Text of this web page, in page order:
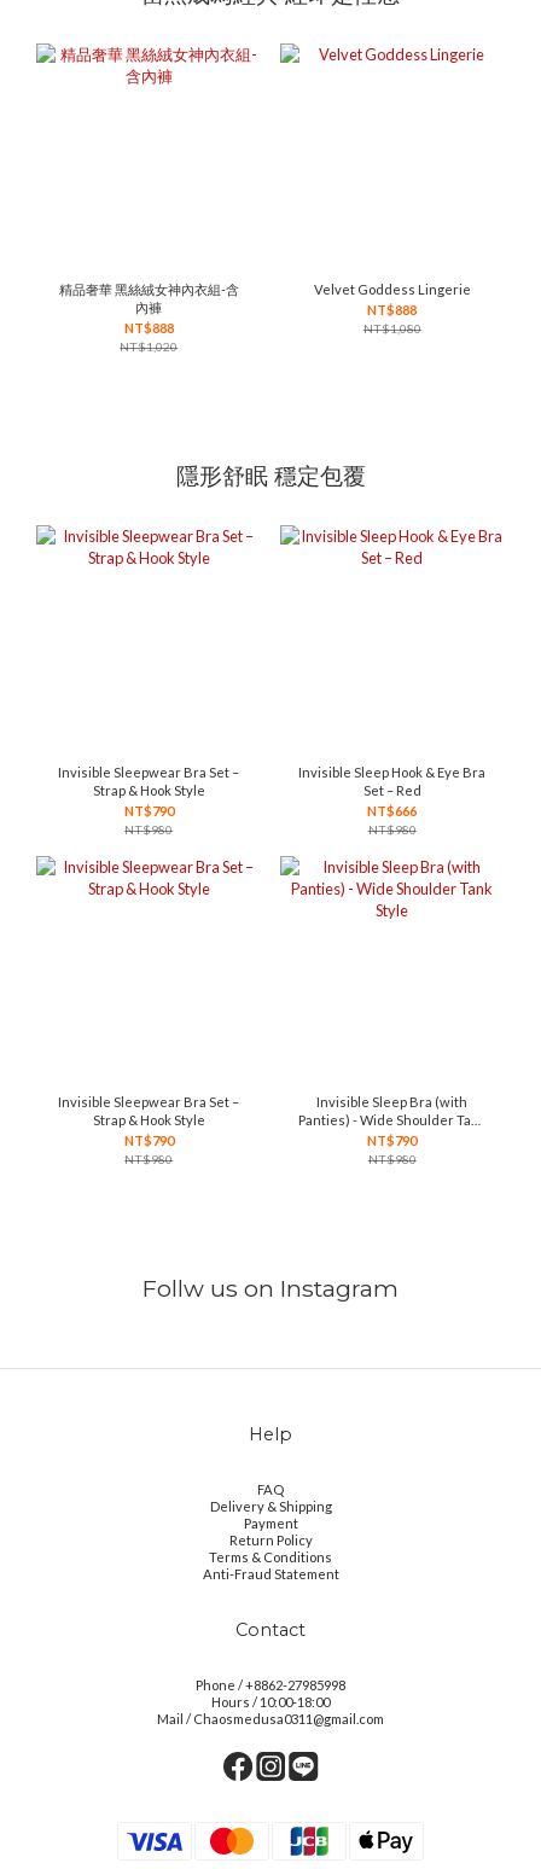
精品奢華 黑絲絨女神內衣組-含
內褲
NT$888
NT$1,020
Velvet Goddess Lingerie
NT$888
NT$1,080
隱形舒眠 穩定包覆
Invisible Sleepwear Bra Set –
Strap & Hook Style
NT$790
NT$980
Invisible Sleep Hook & Eye Bra
Set – Red
NT$666
NT$980
Invisible Sleepwear Bra Set –
Strap & Hook Style
NT$790
NT$980
Invisible Sleep Bra (with
Panties) - Wide Shoulder Tank
Style
NT$790
NT$980
Follw us on Instagram
Help
FAQ
Delivery & Shipping
Payment
Return Policy
Terms & Conditions
Anti-Fraud Statement
Contact
Phone / +8862-27985998
Hours / 10:00-18:00
Mail / Chaosmedusa0311@gmail.com